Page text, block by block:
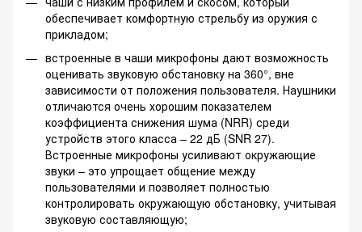
обеспечивает комфортную стрельбу из оружия с
прикладом;
встроенные в чаши микрофоны дают возможность
оценивать звуковую обстановку на 360°, вне
зависимости от положения пользователя. Наушники
отличаются очень хорошим показателем
коэффициента снижения шума (NRR) среди
устройств этого класса – 22 дБ (SNR 27).
Встроенные микрофоны усиливают окружающие
звуки – это упрощает общение между
пользователями и позволяет полностью
контролировать окружающую обстановку, учитывая
звуковую составляющую;